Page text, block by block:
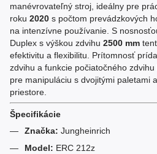
manévrovateľný stroj, ideálny pre
roku 2020 s počtom prevádzkových
na intenzívne používanie. S
Duplex s výškou zdvihu 2500 mm
efektivitu a flexibilitu. Prítomnosť
zdvihu a funkcie počiatočného
pre manipuláciu s dvojitými paletami
priestore.
Špecifikácie
Značka: Jungheinrich
Model: ERC 212z